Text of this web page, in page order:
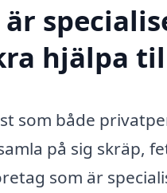
hjälpa
som både
på sig skräp,
som är